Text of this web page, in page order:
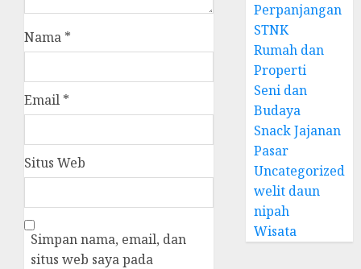
Nama *
Email *
Situs Web
Simpan nama, email, dan
situs web saya pada
Perpanjangan
STNK
Rumah dan
Properti
Seni dan
Budaya
Snack Jajanan
Pasar
Uncategorized
welit daun
nipah
Wisata